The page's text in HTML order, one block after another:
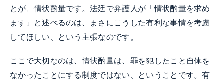
とが、情状酌量です。法廷で弁護人が「情状酌量を求め
ます」と述べるのは、まさにこうした有利な事情を考慮
してほしい、という主張なのです。
ここで大切なのは、情状酌量は、罪を犯したこと自体を
なかったことにする制度ではない、ということです。有